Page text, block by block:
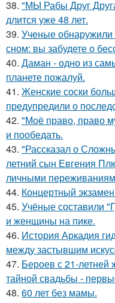
38. "МЫ Рабы Друг
длится уже 48 лет.
39. Ученые
сном: вы забудете о
40. Даман - одно из
планете пожалуй.
41. Женские соски
предупредили о
42. "Моё право, право
и пообедать.
43. "Рассказал о
летний сын Евгения
личными
44. Концертный
45. Учёные составили
и женщины на пике.
46. История Аркадия
между застывшим
47. Бероев с 21-
тайной свадьбы -
48. 60 лет без мамы.